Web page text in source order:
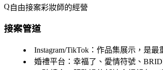
自由接案彩妝師的經營
接案管道
Instagram/TikTok ：作品集展示，是最
婚禮平台 ：幸福了、愛情符號、